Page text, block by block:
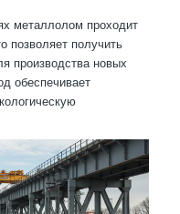
металлолом проходит
позволяет получить
производства новых
обеспечивает